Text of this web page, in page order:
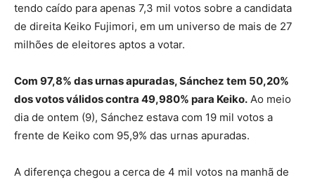
tendo caído para apenas 7,3 mil votos sobre a candidata
de direita Keiko Fujimori, em um universo de mais de 27
milhões de eleitores aptos a votar.
Com 97,8% das urnas apuradas, Sánchez tem 50,20%
dos votos válidos contra 49,980% para Keiko. Ao meio
dia de ontem (9), Sánchez estava com 19 mil votos a
frente de Keiko com 95,9% das urnas apuradas.
A diferença chegou a cerca de 4 mil votos na manhã de